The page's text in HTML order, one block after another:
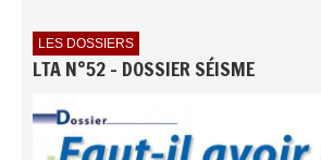
LES DOSSIERS
LTA N°52 - DOSSIER SÉISME